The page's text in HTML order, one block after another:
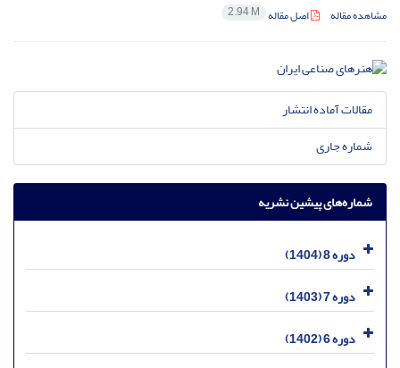
مشاهده مقاله اصل مقاله 2.94 M
مقالات آماده انتشار
شماره جاری
شماره‌های پیشین نشریه
دوره 8 (1404)
دوره 7 (1403)
دوره 6 (1402)